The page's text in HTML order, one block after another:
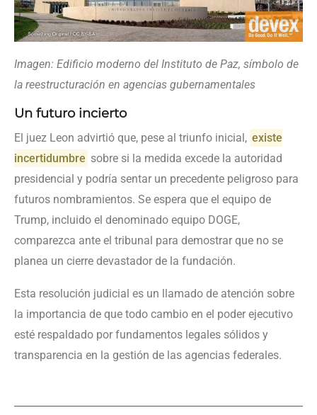
Imagen: Edificio moderno del Instituto de Paz, símbolo de
la reestructuración en agencias gubernamentales
Un futuro incierto
El juez Leon advirtió que, pese al triunfo inicial, existe
incertidumbre sobre si la medida excede la autoridad
presidencial y podría sentar un precedente peligroso para
futuros nombramientos. Se espera que el equipo de
Trump, incluido el denominado equipo DOGE,
comparezca ante el tribunal para demostrar que no se
planea un cierre devastador de la fundación.
Esta resolución judicial es un llamado de atención sobre
la importancia de que todo cambio en el poder ejecutivo
esté respaldado por fundamentos legales sólidos y
transparencia en la gestión de las agencias federales.